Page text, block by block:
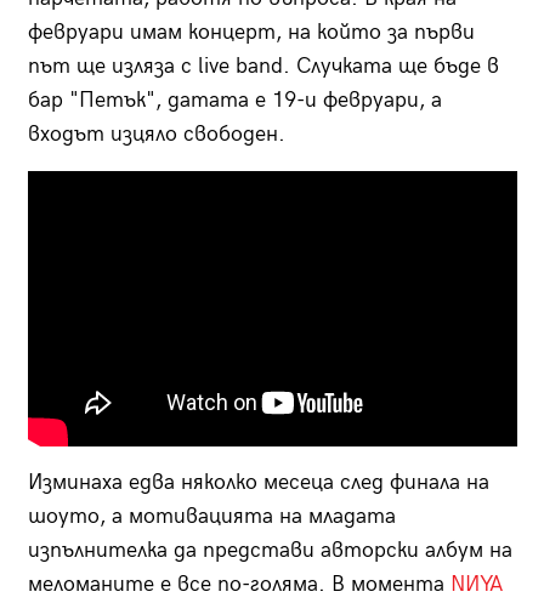
февруари имам концерт, на който за първи
път ще изляза с live band. Случката ще бъде в
бар "Петък", датата е 19-и февруари, а
входът изцяло свободен.
Изминаха едва няколко месеца след финала на
шоуто, a мотивацията на младата
изпълнителка да представи авторски албум на
меломаните е все по-голяма. В момента NИYA